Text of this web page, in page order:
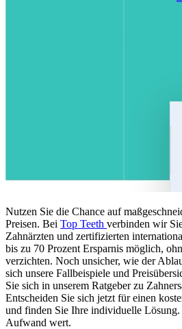
Nutzen Sie die Chance auf
Preisen. Bei Top Teeth verbinden wir
Zahnärzten und zertifizierten
bis zu 70 Prozent Ersparnis möglich,
verzichten. Noch unsicher, wie der
sich unsere Fallbeispiele und
Sie sich in unserem Ratgeber zu
Entscheiden Sie sich jetzt für einen
und finden Sie Ihre individuelle
Aufwand wert.